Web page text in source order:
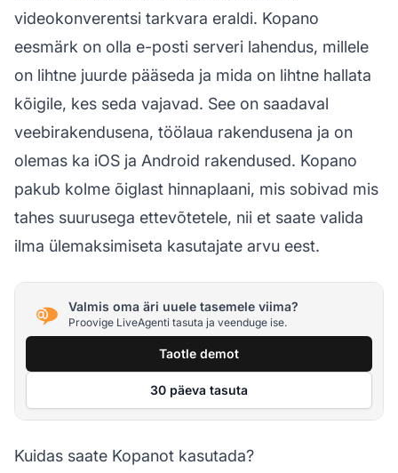
videokonverentsi tarkvara eraldi. Kopano
eesmärk on olla e-posti serveri lahendus, millele
on lihtne juurde pääseda ja mida on lihtne hallata
kõigile, kes seda vajavad. See on saadaval
veebirakendusena, töölaua rakendusena ja on
olemas ka iOS ja Android rakendused. Kopano
pakub kolme õiglast hinnaplaani, mis sobivad mis
tahes suurusega ettevõtetele, nii et saate valida
ilma ülemaksimiseta kasutajate arvu eest.
Valmis oma äri uuele tasemele viima?
Proovige LiveAgenti tasuta ja veenduge ise.
Taotle demot
30 päeva tasuta
Kuidas saate Kopanot kasutada?